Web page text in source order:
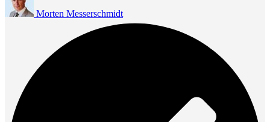
Morten Messerschmidt